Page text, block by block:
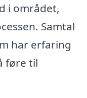
i området,
Samtal
har erfaring
føre til